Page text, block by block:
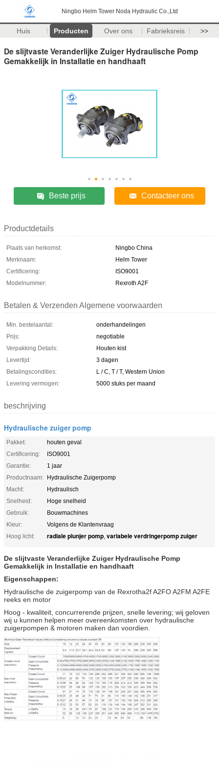
Ningbo Helm Tower Noda Hydraulic Co.,Ltd
Huis Producten Over ons Fabrieksreis >>
De slijtvaste Veranderlijke Zuiger Hydraulische Pomp
Gemakkelijk in Installatie en handhaaft
Beste prijs Contacteer ons
Productdetails
Plaats van herkomst:
Ningbo China
Merknaam:
Helm Tower
Certificering:
ISO9001
Modelnummer:
Rexroth A2F
Betalen & Verzenden Algemene voorwaarden
Min. bestelaantal:
onderhandelingen
Prijs:
negotiable
Verpakking Details:
Houten kist
Levertijd:
3 dagen
Betalingscondities:
L / C, T / T, Western Union
Levering vermogen:
5000 stuks per maand
beschrijving
Hydraulische zuiger pomp
Pakket:
houten geval
Certificering:
ISO9001
Garantie:
1 jaar
Productnaam: Hydraulische Zuigerpomp
Macht:
Hydraulisch
Snelheid:
Hoge snelheid
Gebruik:
Bouwmachines
Kleur:
Volgens de Klantenvraag
Hoog licht:
radiale plunjer pomp, variabele verdringerpomp zuiger
De slijtvaste Veranderlijke Zuiger Hydraulische Pomp
Gemakkelijk in Installatie en handhaaft
Eigenschappen:
Hydraulische de zuigerpomp van de Rexrotha2f A2FO A2FM A2FE
reeks en motor
Hoog - kwaliteit, concurrerende prijzen, snelle levering; wij geloven
wij u kunnen helpen meer overeenkomsten over hydraulische
zuigerpompen & motoren maken dan voordien.